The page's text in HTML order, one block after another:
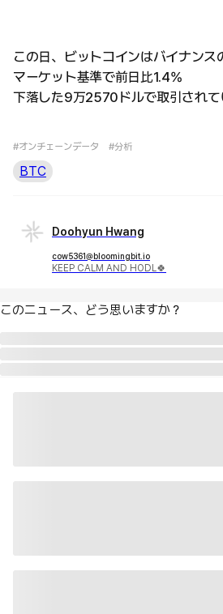
この日、ビットコインはバイナンス
マーケット基準で前日比1.4%
下落した9万2570ドルで取引されて
#オンチェーンデータ #分析
BTC
Doohyun Hwang
cow5361@bloomingbit.io
KEEP CALM AND HODL🍀
このニュース、どう思いますか？